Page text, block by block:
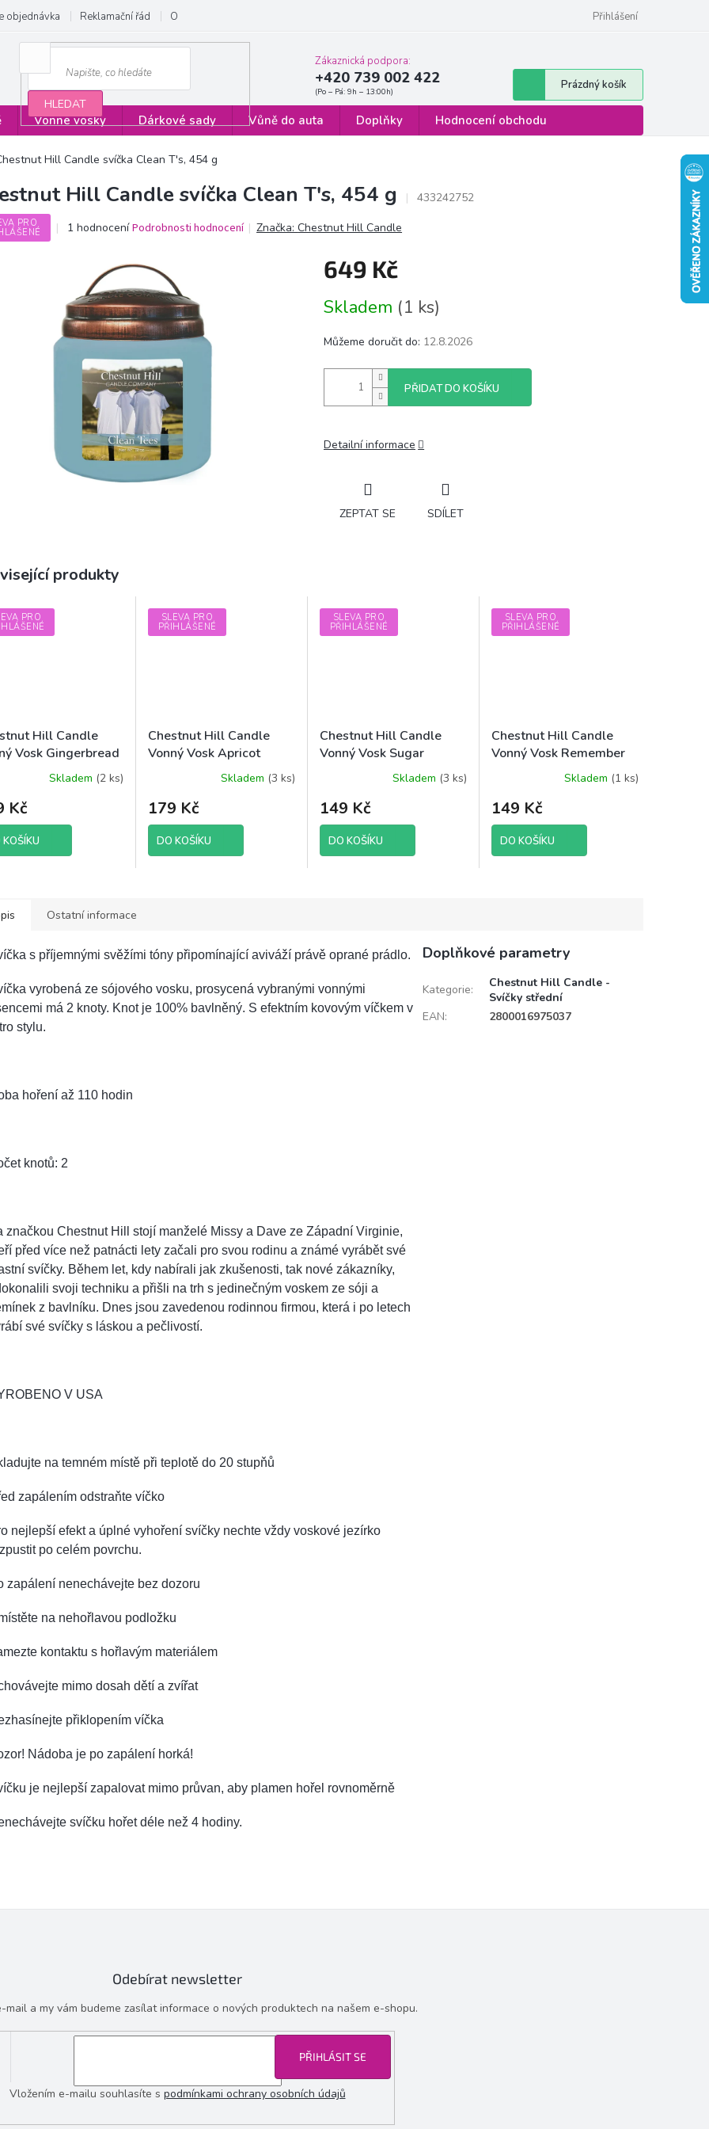
objednávka Reklamační řád Obchodní podmínky Formulář pro odstoupení od smlouvy
Přihlášení
HLEDAT
Zákaznická podpora:
+420 739 002 422
Nákupní
košík
Prázdný košík
Vonné vosky Dárkové sady Vůně do auta Doplňky Hodnocení obchodu
Hill Candle svíčka Clean T's, 454 g
Hill Candle svíčka Clean T's, 454 g 433242752
PRO
Průměrné
z
5
hvězdiček.
1 hodnocení Podrobnosti hodnocení Značka:Chestnut Hill Candle
649 Kč
cena:
Skladem (1 ks)
Můžeme doručit do: 12.8.2026
PŘIDAT DO KOŠÍKU
Detailní informace
ZEPTAT SE SDÍLET
produkty
PRO
Hill Candle
Vosk Gingerbread
105 g
Skladem (2 ks)
Kč
SLEVA PRO
PŘIHLÁŠENÉ
Chestnut Hill Candle
Vonný Vosk Apricot
Mimosa, 105 g brutto
Skladem (3 ks)
179 Kč
DO KOŠÍKU
SLEVA PRO
PŘIHLÁŠENÉ
Chestnut Hill Candle
Vonný Vosk Sugar
Cookie, 85 g brutto
Skladem (3 ks)
149 Kč
DO KOŠÍKU
SLEVA PRO
PŘIHLÁŠENÉ
Chestnut Hill Candle
Vonný Vosk Remember
When, 85 g brutto
Skladem (1 ks)
149 Kč
DO KOŠÍKU
Ostatní informace
s příjemnými svěžími tóny připomínající aviváží právě oprané prádlo.
vyrobená ze sójového vosku, prosycená vybranými vonnými
má 2 knoty. Knot je 100% bavlněný. S efektním kovovým víčkem v
stylu.
hoření až 110 hodin
knotů: 2
značkou Chestnut Hill stojí manželé Missy a Dave ze Západní Virginie,
před více než patnácti lety začali pro svou rodinu a známé vyrábět své
svíčky. Během let, kdy nabírali jak zkušenosti, tak nové zákazníky,
svoji techniku a přišli na trh s jedinečným voskem ze sóji a
z bavlníku. Dnes jsou zavedenou rodinnou firmou, která i po letech
své svíčky s láskou a pečlivostí.
V USA
na temném místě při teplotě do 20 stupňů
zapálením odstraňte víčko
nejlepší efekt a úplné vyhoření svíčky nechte vždy voskové jezírko
po celém povrchu.
zapálení nenechávejte bez dozoru
na nehořlavou podložku
kontaktu s hořlavým materiálem
mimo dosah dětí a zvířat
přiklopením víčka
Nádoba je po zapálení horká!
je nejlepší zapalovat mimo průvan, aby plamen hořel rovnoměrně
svíčku hořet déle než 4 hodiny.
Doplňkové parametry
Kategorie:
Chestnut Hill Candle -
Svíčky střední
EAN: 2800016975037
Odebírat newsletter
mail a my vám budeme zasílat informace o nových produktech na našem e-shopu.
Vložením e-mailu souhlasíte s podmínkami ochrany osobních údajů
PŘIHLÁSIT SE